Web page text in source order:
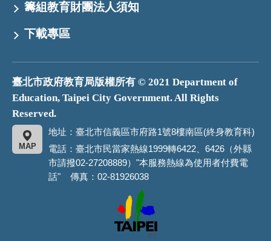
籌組教育財團法人須知
下載專區
臺北市政府教育局版權所有 © 2021 Department of
Education, Taipei City Government. All Rights
Reserved.
地址：臺北市信義區市府路1號8樓南區(終身教育科)
MAP
電話：臺北市民當家熱線1999轉6422、6426（外縣
市請撥02-27208889）"本服務熱線為使用者付費電
話" 傳真：02-81926038
市
政